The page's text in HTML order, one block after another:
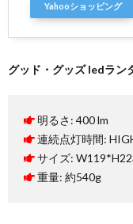
Yahooショッピング
グッド・グッズ ledラン
明るさ: 400 lm
連続点灯時間:
サイズ:
重量: 約540g